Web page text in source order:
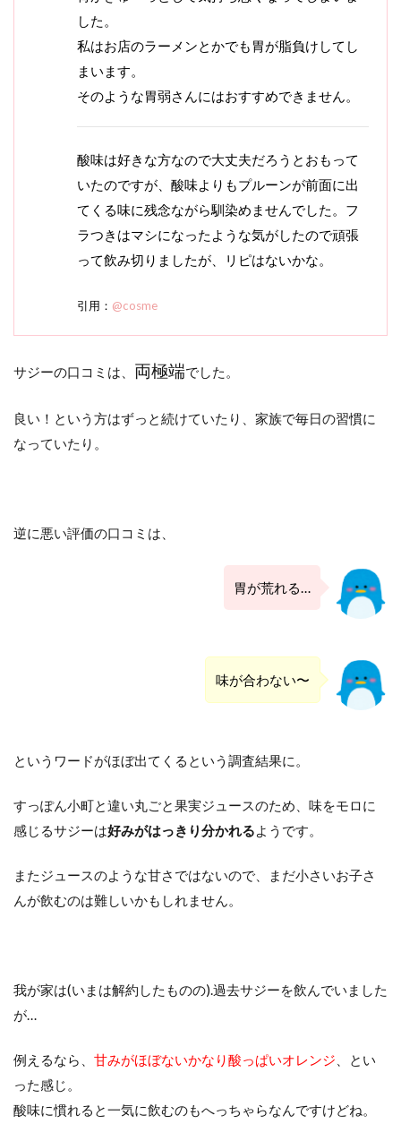
した。
私はお店のラーメンとかでも胃が脂負けしてし
まいます。
そのような胃弱さんにはおすすめできません。
酸味は好きな方なので大丈夫だろうとおもって
いたのですが、酸味よりもプルーンが前面に出
てくる味に残念ながら馴染めませんでした。フ
ラつきはマシになったような気がしたので頑張
って飲み切りましたが、リピはないかな。
引用： @cosme
サジーの口コミは、 両極端でした。
良い！という方はずっと続けていたり、家族で毎日の習慣に
なっていたり。
逆に悪い評価の口コミは、
胃が荒れる…
味が合わない〜
というワードがほぼ出てくるという調査結果に。
すっぽん小町と違い丸ごと果実ジュースのため、味をモロに
感じるサジーは好みがはっきり分かれるようです。
またジュースのような甘さではないので、まだ小さいお子さ
んが飲むのは難しいかもしれません。
我が家は(いまは解約したものの).過去サジーを飲んでいました
が…
例えるなら、 甘みがほぼないかなり酸っぱいオレンジ 、とい
った感じ。
酸味に慣れると一気に飲むのもへっちゃらなんですけどね。